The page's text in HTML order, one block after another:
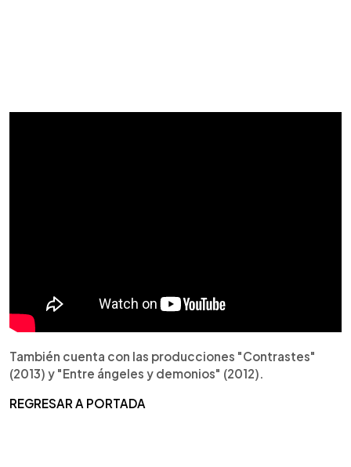
También cuenta con las producciones "Contrastes"
(2013) y "Entre ángeles y demonios" (2012).
REGRESAR A PORTADA